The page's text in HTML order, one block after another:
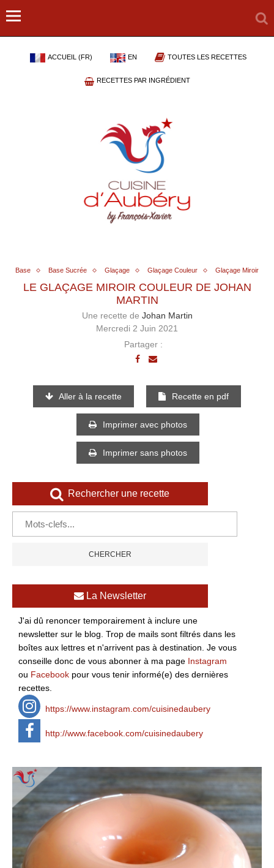
ACCUEIL (FR) EN TOUTES LES RECETTES
RECETTES PAR INGRÉDIENT
Base Base Sucrée Glaçage Glaçage Couleur Glaçage Miroir
LE GLAÇAGE MIROIR COULEUR DE JOHAN
MARTIN
Une recette de Johan Martin
Mercredi 2 Juin 2021
Partager :
Aller à la recette Recette en pdf
Imprimer avec photos
Imprimer sans photos
Rechercher une recette
La Newsletter
J'ai dû renoncer temporairement à inclure une
newsletter sur le blog. Trop de mails sont filtrés dans les
boîtes aux lettres et n'arrivent pas à destination. Je vous
conseille donc de vous abonner à ma page Instagram
ou Facebook pour vous tenir informé(e) des dernières
recettes.
https://www.instagram.com/cuisinedaubery
http://www.facebook.com/cuisinedaubery